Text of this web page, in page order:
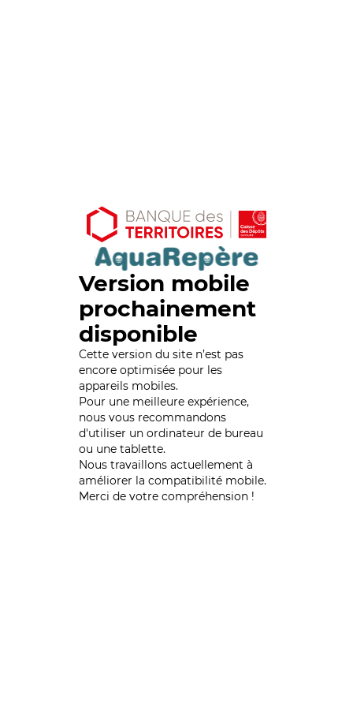
Version mobile
prochainement
disponible
Cette version du site n’est pas
encore optimisée pour les
appareils mobiles.
Pour une meilleure expérience,
nous vous recommandons
d'utiliser un ordinateur de bureau
ou une tablette.
Nous travaillons actuellement à
améliorer la compatibilité mobile.
Merci de votre compréhension !